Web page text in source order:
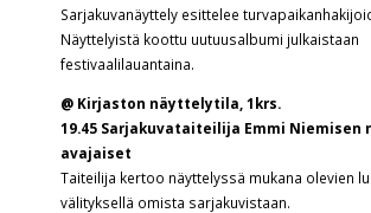
Sarjakuvanäyttely esittelee
Näyttelyistä koottu uutuusalbumi julkaistaan
festivaalilauantaina.
@ Kirjaston näyttelytila, 1krs.
19.45 Sarjakuvataiteilija Emmi Niemisen
avajaiset
Taiteilija kertoo näyttelyssä mukana olevien
välityksellä omista sarjakuvistaan.